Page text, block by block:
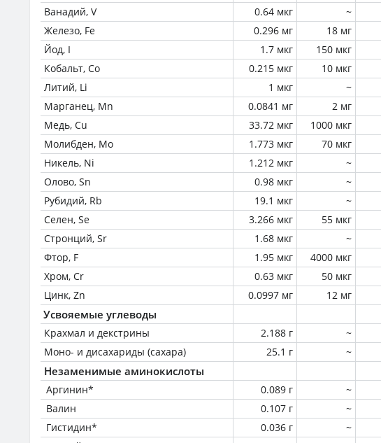
Ванадий, V
0.64 мкг
~
Железо, Fe
0.296 мг 18 мг
Йод, I
1.7 мкг 150 мкг
Кобальт, Co
0.215 мкг 10 мкг
Литий, Li
1 мкг
~
Марганец, Mn
0.0841 мг 2 мг
Медь, Cu
33.72 мкг 1000 мкг
Молибден, Mo
1.773 мкг 70 мкг
Никель, Ni
1.212 мкг
~
Олово, Sn
0.98 мкг
~
Рубидий, Rb
19.1 мкг
~
Селен, Se
3.266 мкг 55 мкг
Стронций, Sr
1.68 мкг
~
Фтор, F
1.95 мкг 4000 мкг
Хром, Cr
0.63 мкг 50 мкг
Цинк, Zn
0.0997 мг 12 мг
Усвояемые углеводы
Крахмал и декстрины 2.188 г
~
Моно- и дисахариды (сахара)
25.1 г ~
Незаменимые аминокислоты
Аргинин* 0.089 г
~
Валин
0.107 г
~
Гистидин*
0.036 г
~